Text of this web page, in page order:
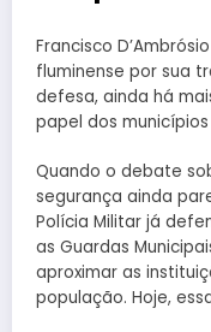
Francisco
fluminense por sua
defesa, ainda há
papel dos
Quando o debate
segurança ainda
Polícia Militar já
as Guardas
aproximar as
população. Hoje,